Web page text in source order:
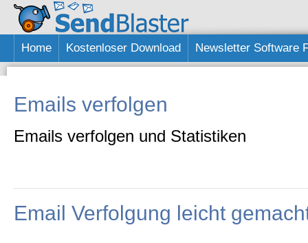
Home Kostenloser Download Newsletter Software
Emails verfolgen
Emails verfolgen und Statistiken
Email Verfolgung leicht